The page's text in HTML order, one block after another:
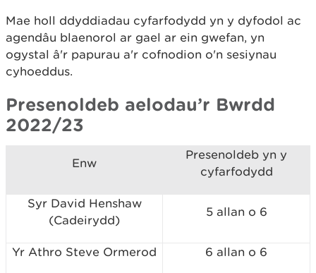
Mae holl ddyddiadau cyfarfodydd yn y dyfodol ac
agendâu blaenorol ar gael ar ein gwefan, yn
ogystal â'r papurau a'r cofnodion o'n sesiynau
cyhoeddus.
Presenoldeb aelodau’r Bwrdd
2022/23
Enw
Presenoldeb yn y
cyfarfodydd
Syr David Henshaw
(Cadeirydd)
5allan o 6
Yr Athro Steve Ormerod 6 allan o 6